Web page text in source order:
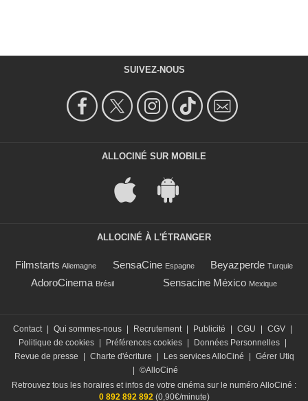
SUIVEZ-NOUS
ALLOCINÉ SUR MOBILE
ALLOCINÉ À L'ÉTRANGER
Filmstarts Allemagne SensaCine Espagne Beyazperde Turquie
AdoroCinema Brésil Sensacine México Mexique
Contact | Qui sommes-nous | Recrutement | Publicité | CGU | CGV |
Politique de cookies | Préférences cookies | Données Personnelles |
Revue de presse
| Charte d'écriture | Les services AlloCiné | Gérer Utiq
| ©AlloCiné
Retrouvez tous les horaires et infos de votre cinéma sur le numéro AlloCiné :
0 892 892 892 (0,90€/minute)